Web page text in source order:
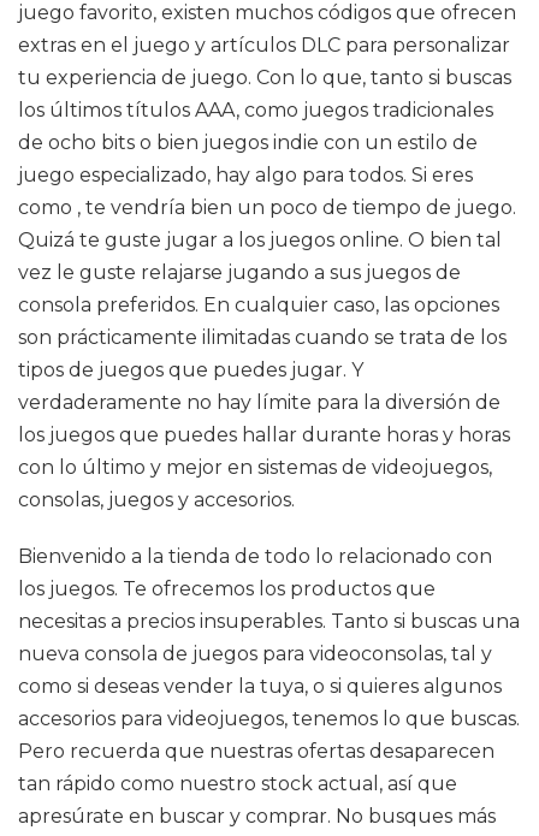
juego favorito, existen muchos códigos que ofrecen
extras en el juego y artículos DLC para personalizar
tu experiencia de juego. Con lo que, tanto si buscas
los últimos títulos AAA, como juegos tradicionales
de ocho bits o bien juegos indie con un estilo de
juego especializado, hay algo para todos. Si eres
como , te vendría bien un poco de tiempo de juego.
Quizá te guste jugar a los juegos online. O bien tal
vez le guste relajarse jugando a sus juegos de
consola preferidos. En cualquier caso, las opciones
son prácticamente ilimitadas cuando se trata de los
tipos de juegos que puedes jugar. Y
verdaderamente no hay límite para la diversión de
los juegos que puedes hallar durante horas y horas
con lo último y mejor en sistemas de videojuegos,
consolas, juegos y accesorios.
Bienvenido a la tienda de todo lo relacionado con
los juegos. Te ofrecemos los productos que
necesitas a precios insuperables. Tanto si buscas una
nueva consola de juegos para videoconsolas, tal y
como si deseas vender la tuya, o si quieres algunos
accesorios para videojuegos, tenemos lo que buscas.
Pero recuerda que nuestras ofertas desaparecen
tan rápido como nuestro stock actual, así que
apresúrate en buscar y comprar. No busques más